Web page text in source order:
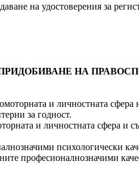
на удостоверения за
НА
и личностната сфера
за годност.
и личностната сфера
психологически
професионалнозначими